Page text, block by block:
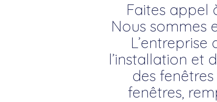
Faites appel
Nous sommes
l’installation et
des
fenêtres,